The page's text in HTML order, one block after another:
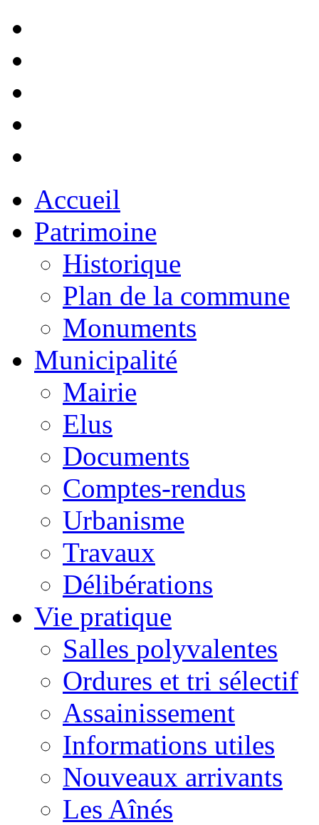
Accueil
Patrimoine
Historique
Plan de la commune
Monuments
Municipalité
Mairie
Elus
Documents
Comptes-rendus
Urbanisme
Travaux
Délibérations
Vie pratique
Salles polyvalentes
Ordures et tri sélectif
Assainissement
Informations utiles
Nouveaux arrivants
Les Aînés